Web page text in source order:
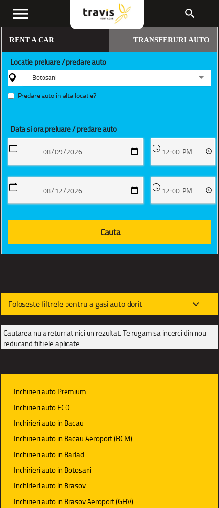
menu search
RENT A CAR TRANSFERURI AUTO
Locatie preluare / predare auto
Botosani
Predare auto in alta locatie?
Data si ora preluare / predare auto
Foloseste filtrele pentru a gasi auto dorit
Cautarea nu a returnat nici un rezultat. Te rugam sa incerci din nou
reducand filtrele aplicate.
Inchirieri auto Premium
Inchirieri auto ECO
Inchirieri auto in Bacau
Inchirieri auto in Bacau Aeroport (BCM)
Inchirieri auto in Barlad
Inchirieri auto in Botosani
Inchirieri auto in Brasov
Inchirieri auto in Brasov Aeroport (GHV)